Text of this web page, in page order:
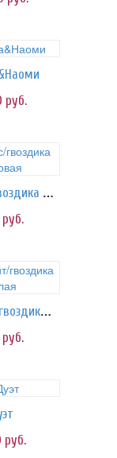
руб.
Амброс/гвоздика розовая
руб.
Монлайт/гвоздика белая
руб.
руб.